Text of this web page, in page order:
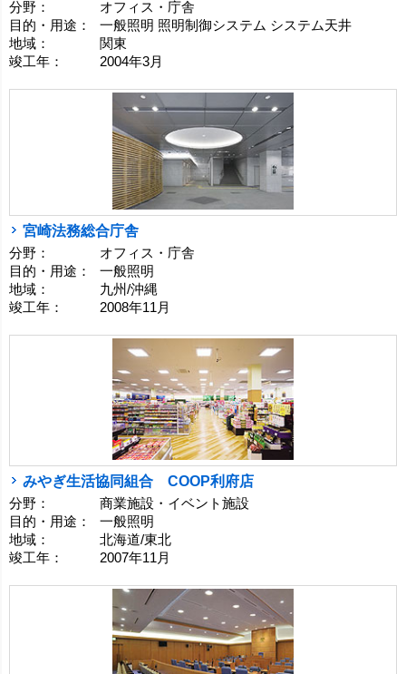
分野：
オフィス・庁舎
目的・用途：
一般照明 照明制御システム システム天井
地域：
関東
竣工年：
2004年3月
宮崎法務総合庁舎
分野：
オフィス・庁舎
目的・用途：
一般照明
地域：
九州/沖縄
竣工年：
2008年11月
みやぎ生活協同組合 COOP利府店
分野：
商業施設・イベント施設
目的・用途：
一般照明
地域：
北海道/東北
竣工年：
2007年11月